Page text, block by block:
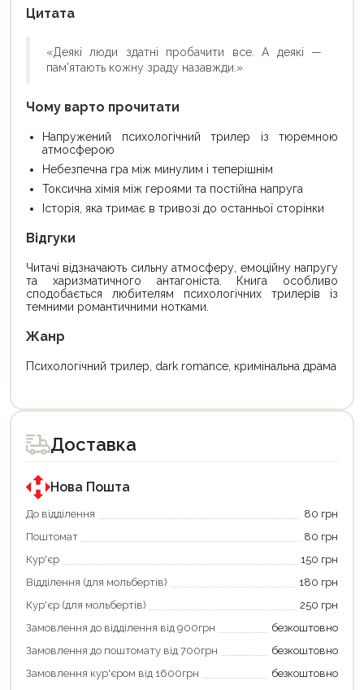
Цитата
«Деякі люди здатні пробачити все. А деякі —
пам’ятають кожну зраду назавжди.»
Чому варто прочитати
Напружений психологічний трилер із тюремною
атмосферою
Небезпечна гра між минулим і теперішнім
Токсична хімія між героями та постійна напруга
Історія, яка тримає в тривозі до останньої сторінки
Відгуки
Читачі відзначають сильну атмосферу, емоційну напругу
та харизматичного антагоніста. Книга особливо
сподобається любителям психологічних трилерів із
темними романтичними нотками.
Жанр
Психологічний трилер, dark romance, кримінальна драма
Доставка
Нова Пошта
До відділення
80 грн
Поштомат
80 грн
Кур'єр
150 грн
Відділення (для мольбертів)
180 грн
Кур'єр (для мольбертів)
250 грн
Замовлення до відділення від 900грн
безкоштовно
Замовлення до поштомату від 700грн
безкоштовно
Замовлення кур'єром від 1600грн
безкоштовно